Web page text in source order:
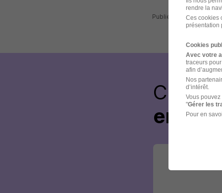
Publiée le 14/07/2026
Créez
rendre la
Ces cookies
présentation
Cookies
Avec votre
traceurs
afin
Nos
d’intérêt.
Vous
"Gérer les
Pour en